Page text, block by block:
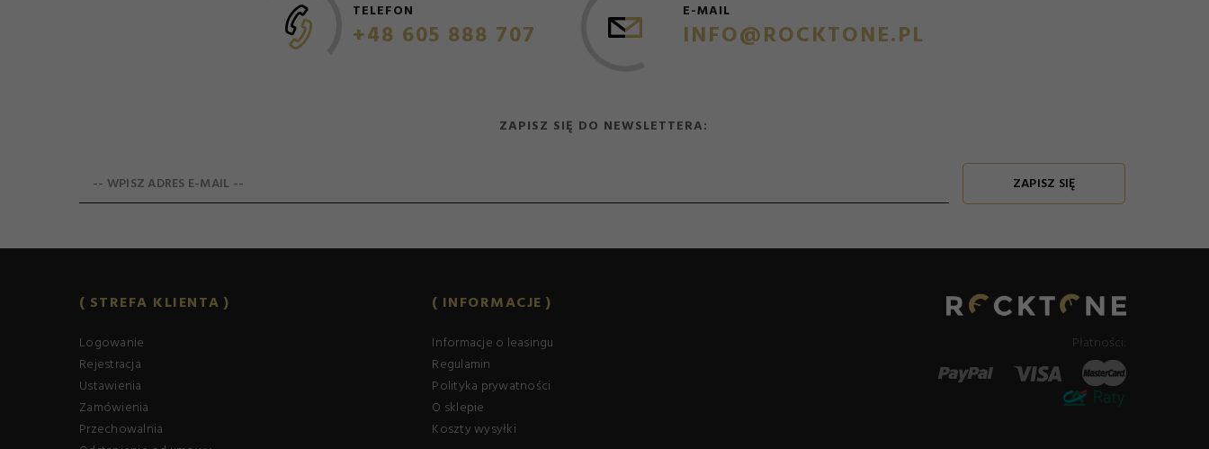
TELEFON
+48 605 888 707
E-MAIL
INFO@ROCKTONE.PL
ZAPISZ SIĘ DO NEWSLETTERA:
-- WPISZ ADRES E-MAIL -- ZAPISZ SIĘ
STREFA KLIENTA
Logowanie
Rejestracja
Ustawienia
Zamówienia
Przechowalnia
INFORMACJE
Informacje o leasingu
Regulamin
Polityka prywatności
O sklepie
Koszty wysyłki
Płatności: